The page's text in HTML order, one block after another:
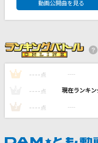
[生音]恋心(KOI-
B'z
SADVENTURES
NOISEMAKER
[生音]シュガーソング
UNISON SQUARE GARDEN
SOUL LOVE
動画公開曲を見る
1 ---- 点 ----
---- 点 ----
3 ---- 点 ----